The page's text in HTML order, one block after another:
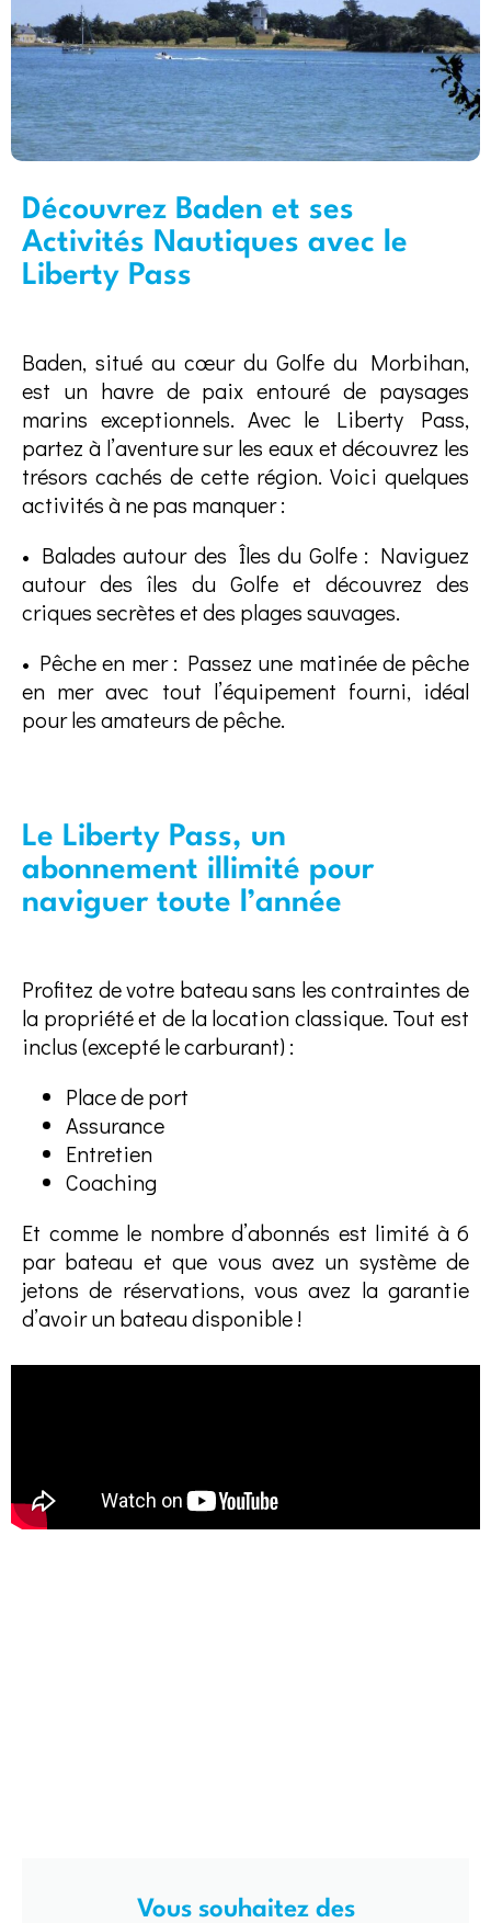
Découvrez Baden et ses
Activités Nautiques avec le
Liberty Pass
Baden, situé au cœur du Golfe du Morbihan,
est un havre de paix entouré de paysages
marins exceptionnels. Avec le Liberty Pass,
partez à l’aventure sur les eaux et découvrez les
trésors cachés de cette région. Voici quelques
activités à ne pas manquer :
• Balades autour des Îles du Golfe : Naviguez
autour des îles du Golfe et découvrez des
criques secrètes et des plages sauvages.
• Pêche en mer : Passez une matinée de pêche
en mer avec tout l’équipement fourni, idéal
pour les amateurs de pêche.
Le Liberty Pass, un
abonnement illimité pour
naviguer toute l’année
Profitez de votre bateau sans les contraintes de
la propriété et de la location classique. Tout est
inclus (excepté le carburant) :
Place de port
Assurance
Entretien
Coaching
Et comme le nombre d’abonnés est limité à 6
par bateau et que vous avez un système de
jetons de réservations, vous avez la garantie
d’avoir un bateau disponible !
Vous souhaitez des